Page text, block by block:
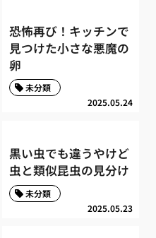
恐怖再び！キッチンで
見つけた小さな悪魔の
卵
2025.05.24
未分類
黒い虫でも違うやけど
虫と類似昆虫の見分け
2025.05.23
未分類